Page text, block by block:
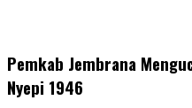
Pemkab Jembrana
Nyepi 1946